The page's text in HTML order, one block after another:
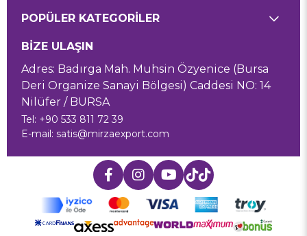
POPÜLER KATEGORİLER
BİZE ULAŞIN
Adres: Badırga Mah. Muhsin Özyenice (Bursa
Deri Organize Sanayi Bölgesi) Caddesi NO: 14
Nilüfer / BURSA
Tel: +90 533 811 72 39
E-mail: satis@mirzaexport.com